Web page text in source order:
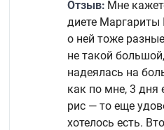
Отзыв: Мне
диете Маргариты
о ней тоже
не такой
надеялась на
как по мне, 3 дня
рис — то еще
хотелось есть.